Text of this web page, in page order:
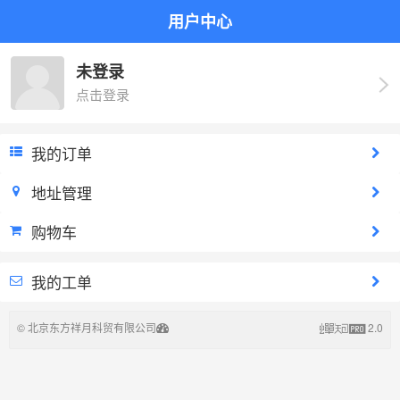
用户中心
未登录
点击登录
我的订单
地址管理
购物车
我的工单
©北京东方祥月科贸有限公司 2.0